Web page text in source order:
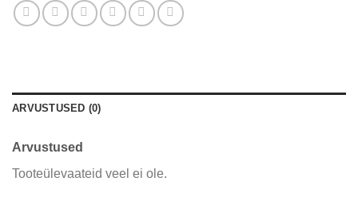
ARVUSTUSED (0)
Arvustused
Tooteülevaateid veel ei ole.